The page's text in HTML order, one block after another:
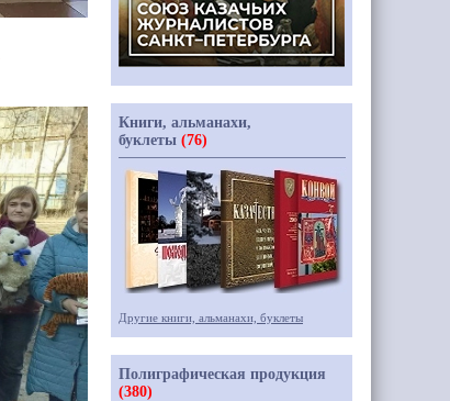
Книги, альманахи,
буклеты (76)
Другие книги, альманахи, буклеты
Полиграфическая продукция
(380)